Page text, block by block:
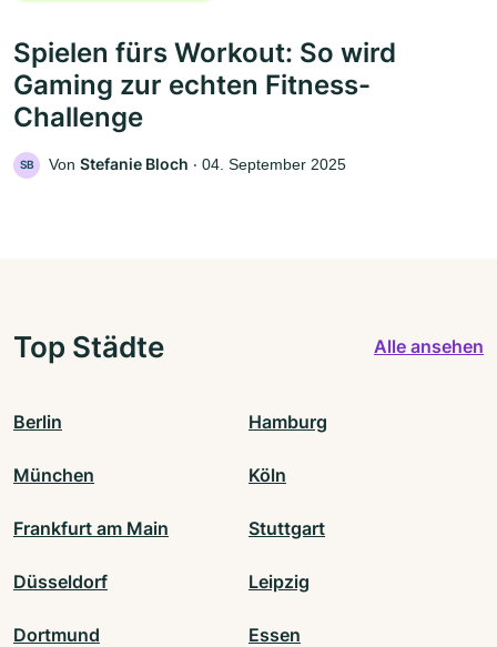
Spielen fürs Workout: So wird
Gaming zur echten Fitness-
Challenge
SB Von Stefanie Bloch ‧ 04. September 2025
Top Städte Alle ansehen
Berlin Hamburg
München Köln
Frankfurt am Main Stuttgart
Düsseldorf Leipzig
Dortmund Essen